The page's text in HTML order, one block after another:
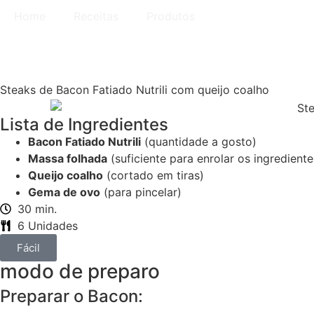
Steaks de Bacon Fatiado Nutrili com queijo coalho
Lista de Ingredientes
Bacon Fatiado Nutrili (quantidade a gosto)
Massa folhada (suficiente para enrolar os
Queijo coalho (cortado em tiras)
Gema de ovo (para pincelar)
30 min.
6 Unidades
Fácil
modo de preparo
Preparar o Bacon: